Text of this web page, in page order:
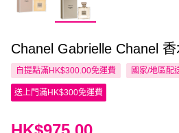
Chanel Gabrielle Chanel
自提點滿HK$300.00免運費 國家/地區配
送上門滿HK$300免運費